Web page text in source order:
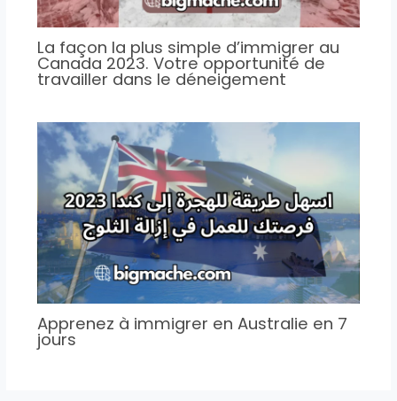
La façon la plus simple d’immigrer au
Canada 2023. Votre opportunité de
travailler dans le déneigement
Apprenez à immigrer en Australie en 7
jours